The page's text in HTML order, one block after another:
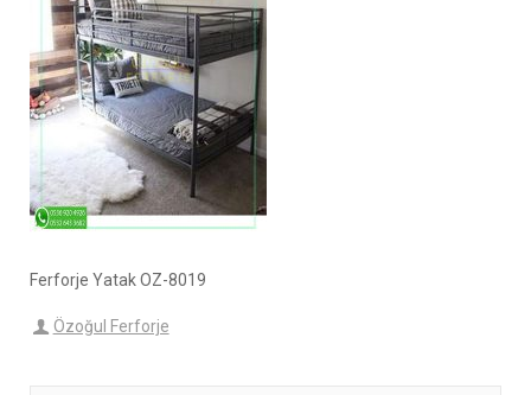
Ferforje Yatak OZ-8019
Özoğul Ferforje